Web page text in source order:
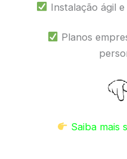
Instalação ágil
Planos
Saiba mais